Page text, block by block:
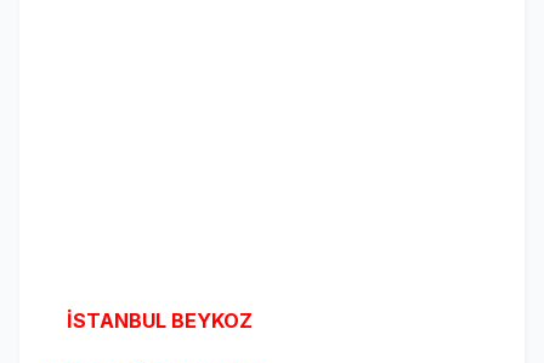
İSTANBUL BEYKOZ